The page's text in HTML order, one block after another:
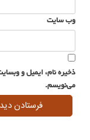
وب‌ سایت
ذخیره نام، ایمیل و
می‌نویسم.